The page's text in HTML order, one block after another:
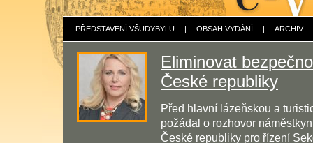
PŘEDSTAVENÍ VŠUDYBYLU | OBSAH VYDÁNÍ | ARCHIV
Eliminovat
České republiky
Před hlavní lázeňskou a
požádal o rozhovor
České republiky pro řízení